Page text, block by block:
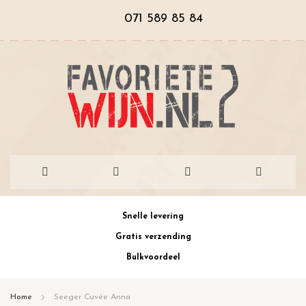
071 589 85 84
Snelle levering
Gratis verzending
Bulkvoordeel
Home Seeger Cuvée Anna